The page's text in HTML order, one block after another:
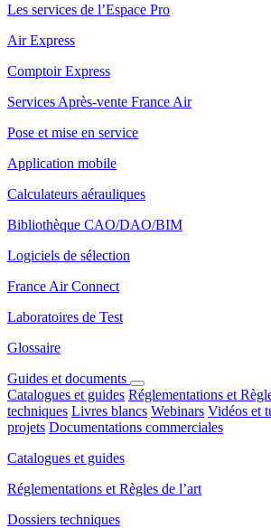
Les services de l’Espace Pro
Air Express
Comptoir Express
Services Après-vente France Air
Pose et mise en service
Application mobile
Calculateurs aérauliques
Bibliothèque CAO/DAO/BIM
Logiciels de sélection
France Air Connect
Laboratoires de Test
Glossaire
Guides et documents
Catalogues et guides Réglementations et
techniques Livres blancs Webinars Vidéos et
projets Documentations commerciales
Catalogues et guides
Réglementations et Règles de l’art
Dossiers techniques